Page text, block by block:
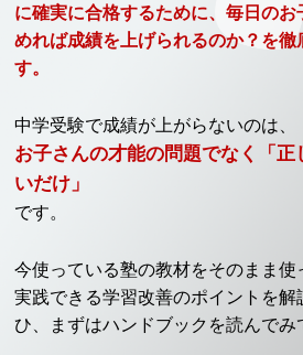
に確実に合格するために、毎日の
めれば成績を上げられるのか？を徹
す。
中学受験で成績が上がらないのは、
お子さんの才能の問題でなく「正
いだけ」
です。
今使っている塾の教材をそのまま使
実践できる学習改善のポイントを
ひ、まずはハンドブックを読んでみ